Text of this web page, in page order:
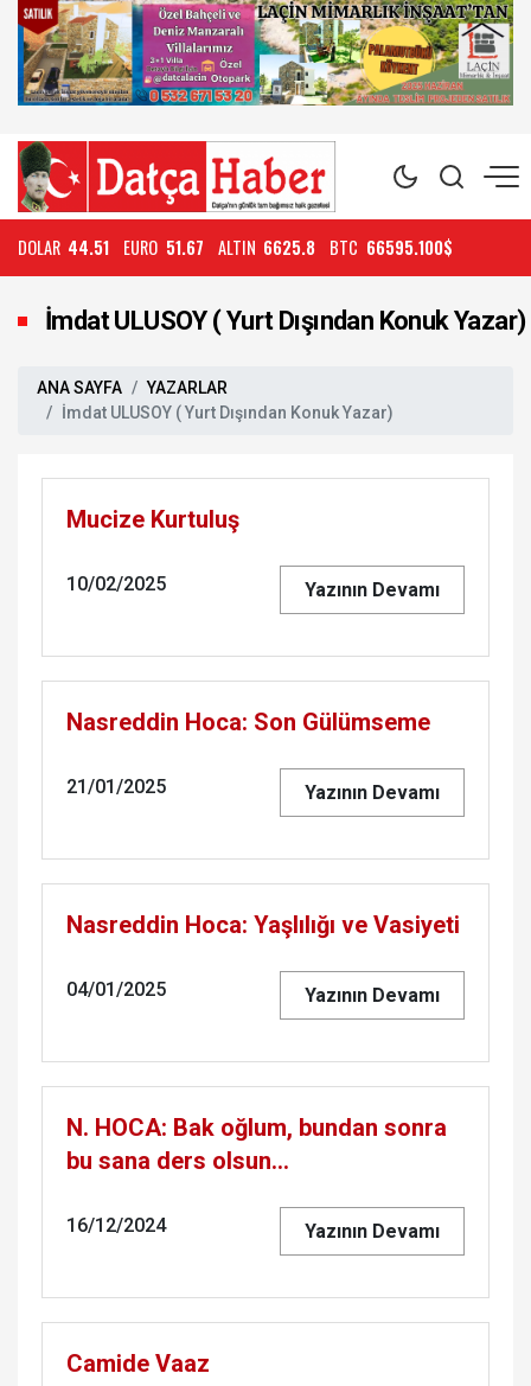
DOLAR 44.51 EURO 51.67 ALTIN 6625.8 BTC 66595.100$
İmdat ULUSOY ( Yurt Dışından Konuk
ANA SAYFA
YAZARLAR
İmdat ULUSOY ( Yurt Dışından Konuk Yazar)
Mucize Kurtuluş
10/02/2025 Yazının Devamı
Nasreddin Hoca: Son Gülümseme
21/01/2025 Yazının Devamı
Nasreddin Hoca: Yaşlılığı ve Vasiyeti
04/01/2025 Yazının Devamı
N. HOCA: Bak oğlum, bundan sonra
bu sana ders olsun…
16/12/2024 Yazının Devamı
Camide Vaaz